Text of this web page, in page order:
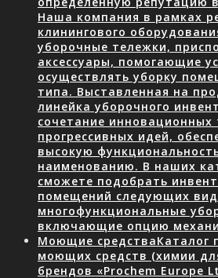
Наша компания в рамках
клинингового
уборочные тележки,
аксессуары, помогающие
осуществлять уборку
типа. Выставленная на
линейка уборочного
сочетание инновационных
прогрессивных идей,
высокую
наименованию. В наших
сможете подобрать
помещений следующих
многофункциональные
включающие опцию
Моющие средстваКаталог
моющих средств (химии
брендов «Prochem Europe